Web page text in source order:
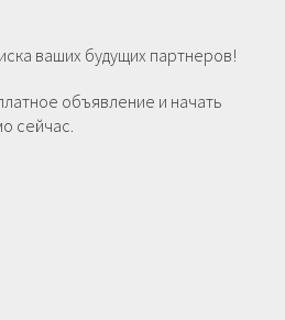
ваших будущих партнеров!
объявление и начать
сейчас.